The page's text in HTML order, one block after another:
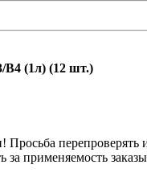
B4 (1л) (12 шт.)
за применяемость